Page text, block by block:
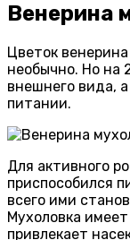
Венерина
Цветок
необычно. Но на
внешнего вида,
питании.
Для активного
приспособился
всего ими
Мухоловка
привлекает